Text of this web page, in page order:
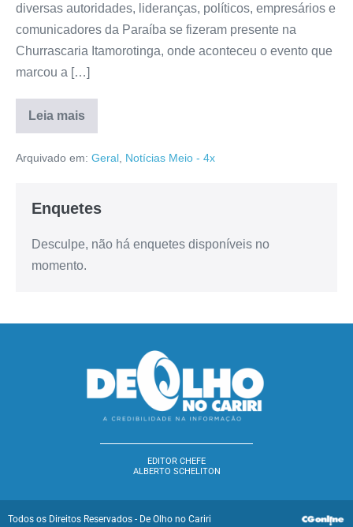
diversas autoridades, lideranças, políticos, empresários e
comunicadores da Paraíba se fizeram presente na
Churrascaria Itamorotinga, onde aconteceu o evento que
marcou a […]
Leia mais
Arquivado em: Geral Notícias Meio - 4x
Enquetes
Desculpe, não há enquetes disponíveis no
momento.
EDITOR CHEFE
ALBERTO SCHELITON
Todos os Direitos Reservados - De Olho no Cariri